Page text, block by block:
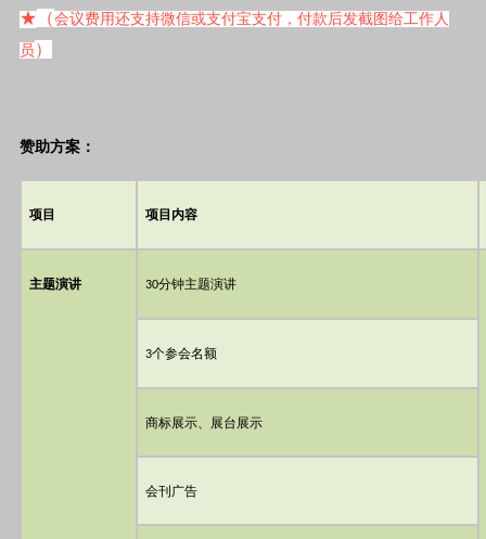
★ （会议费用还支持微信或支付宝支付，付款后发截图给工作人
员 ）
赞助方案：
项目 项目内容
主题演讲 30分钟主题演讲
3个参会名额
商标展示、展台展示
会刊广告